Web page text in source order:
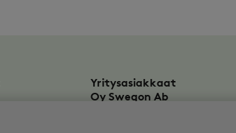
Yritysasiakkaat
Oy Swegon Ab